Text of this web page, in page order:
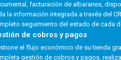
facturación de albaranes,
la información integrada a través del
seguimiento del estado de cada
de cobros y pagos
el flujo económico de su tienda
gestión de cobros y pagos,